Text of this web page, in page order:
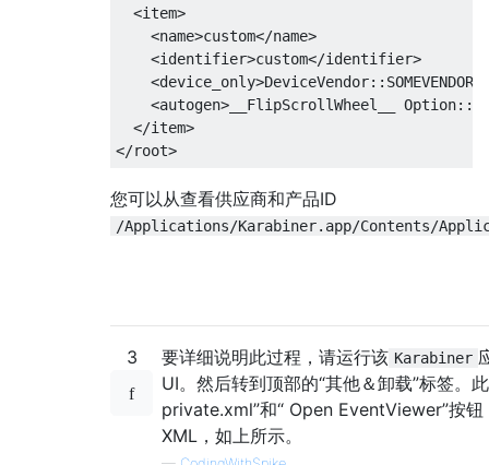
  <item>
    <name>custom</name>
    <identifier>custom</identifier>
<autogen>__FlipScrollWheel__
  </item>
您可以从查看供应商和产品ID
/Applications/Karabiner.app/Contents/
3 要详细说明此过程，请运行该 Karabiner
UI。然后转到顶部的“其他＆卸载”标签。
private.xml”和“ Open EventViewer”按
XML，如上所示。